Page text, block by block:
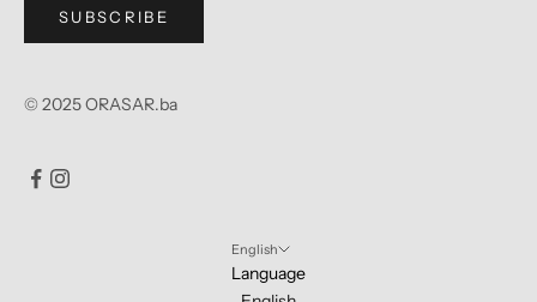
SUBSCRIBE
© 2025 ORASAR.ba
English
Language